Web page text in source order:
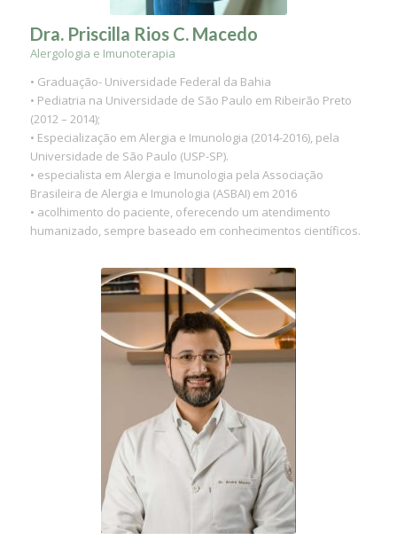
Dra. Priscilla Rios C. Macedo
Alergologia e Imunoterapia
• Graduação- Universidade Federal da Bahia
• Pediatria na Universidade de São Paulo em Ribeirão Preto
(2012 – 2014);
• Especialização em Alergia e Imunologia (2014-2016), pela
Universidade de São Paulo (USP-SP).
• especialista em Alergia e Imunologia pela Associação
Brasileira de Alergia e Imunologia (ASBAI) em 2016
• acolhimento do paciente, oferecendo um atendimento
humanizado, sempre baseado em conhecimentos científicos.